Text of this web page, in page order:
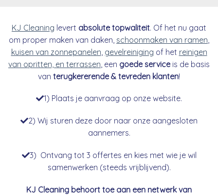
KJ Cleaning levert absolute topwaliteit. Of het nu gaat
om proper maken van daken, schoonmaken van ramen
kuisen van zonnepanelen gevelreiniging of het reinigen
van opritten, en terrassen , een goede serviceis de basis
van terugkererende & tevreden klanten!
1) Plaats je aanvraag op onze website.
2) Wij sturen deze door naar onze aangesloten
aannemers.
3) Ontvang tot 3 offertes en kies met wie je wil
samenwerken (steeds vrijblijvend).
KJ Cleaning behoort toe aan een netwerk van